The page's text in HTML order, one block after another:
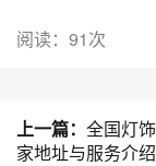
阅读：91次
上一篇： 全国灯
家地址与服务介绍